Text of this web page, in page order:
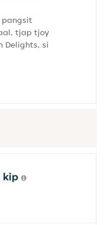
pangsit
tjap tjoy
Delights, si
kip